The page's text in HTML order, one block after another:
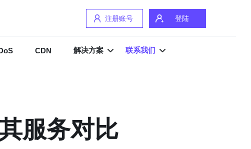
注册账号 登陆
CDN 解决方案 联系我们
服务对比